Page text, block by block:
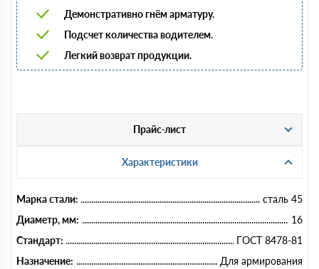
Демонстративно гнём арматуру.
Подсчет количества водителем.
Легкий возврат продукции.
Прайс-лист
Характеристики
Марка стали:
сталь 45
Диаметр, мм:
16
Стандарт:
ГОСТ 8478-81
Назначение:
Для армирования